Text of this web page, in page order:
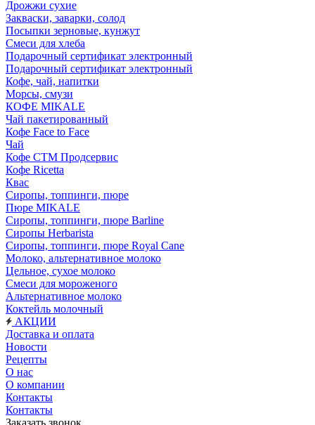
Дрожжи сухие
Закваски, заварки, солод
Посыпки зерновые, кунжут
Смеси для хлеба
Подарочный сертификат электронный
Подарочный сертификат электронный
Кофе, чай, напитки
Морсы, смузи
КОФЕ MIKALE
Чай пакетированный
Кофе Face to Face
Чай
Кофе СТМ Продсервис
Кофе Ricetta
Квас
Сиропы, топпинги, пюре
Пюре MIKALE
Сиропы, топпинги, пюре Barline
Сиропы Herbarista
Сиропы, топпинги, пюре Royal Cane
Молоко, альтернативное молоко
Цельное, сухое молоко
Смеси для мороженого
Альтернативное молоко
Коктейль молочный
АКЦИИ
Доставка и оплата
Новости
Рецепты
О нас
О компании
Контакты
Контакты
Заказать звонок